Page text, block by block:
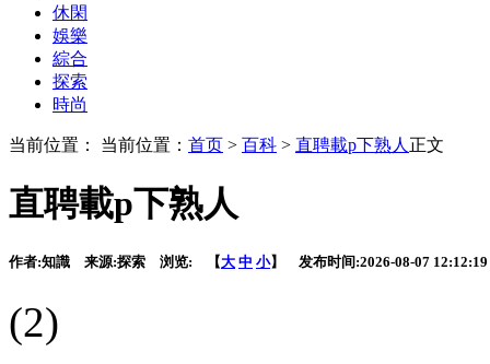
休閑
娛樂
綜合
探索
時尚
当前位置： 当前位置： 首页 > 百科 > 直聘載p下熟人 正文
直聘載p下熟人
作者:知識 来源:探索 浏览: 【大 中 小】 发布时间:2026-08-07 12:12:19
(2)